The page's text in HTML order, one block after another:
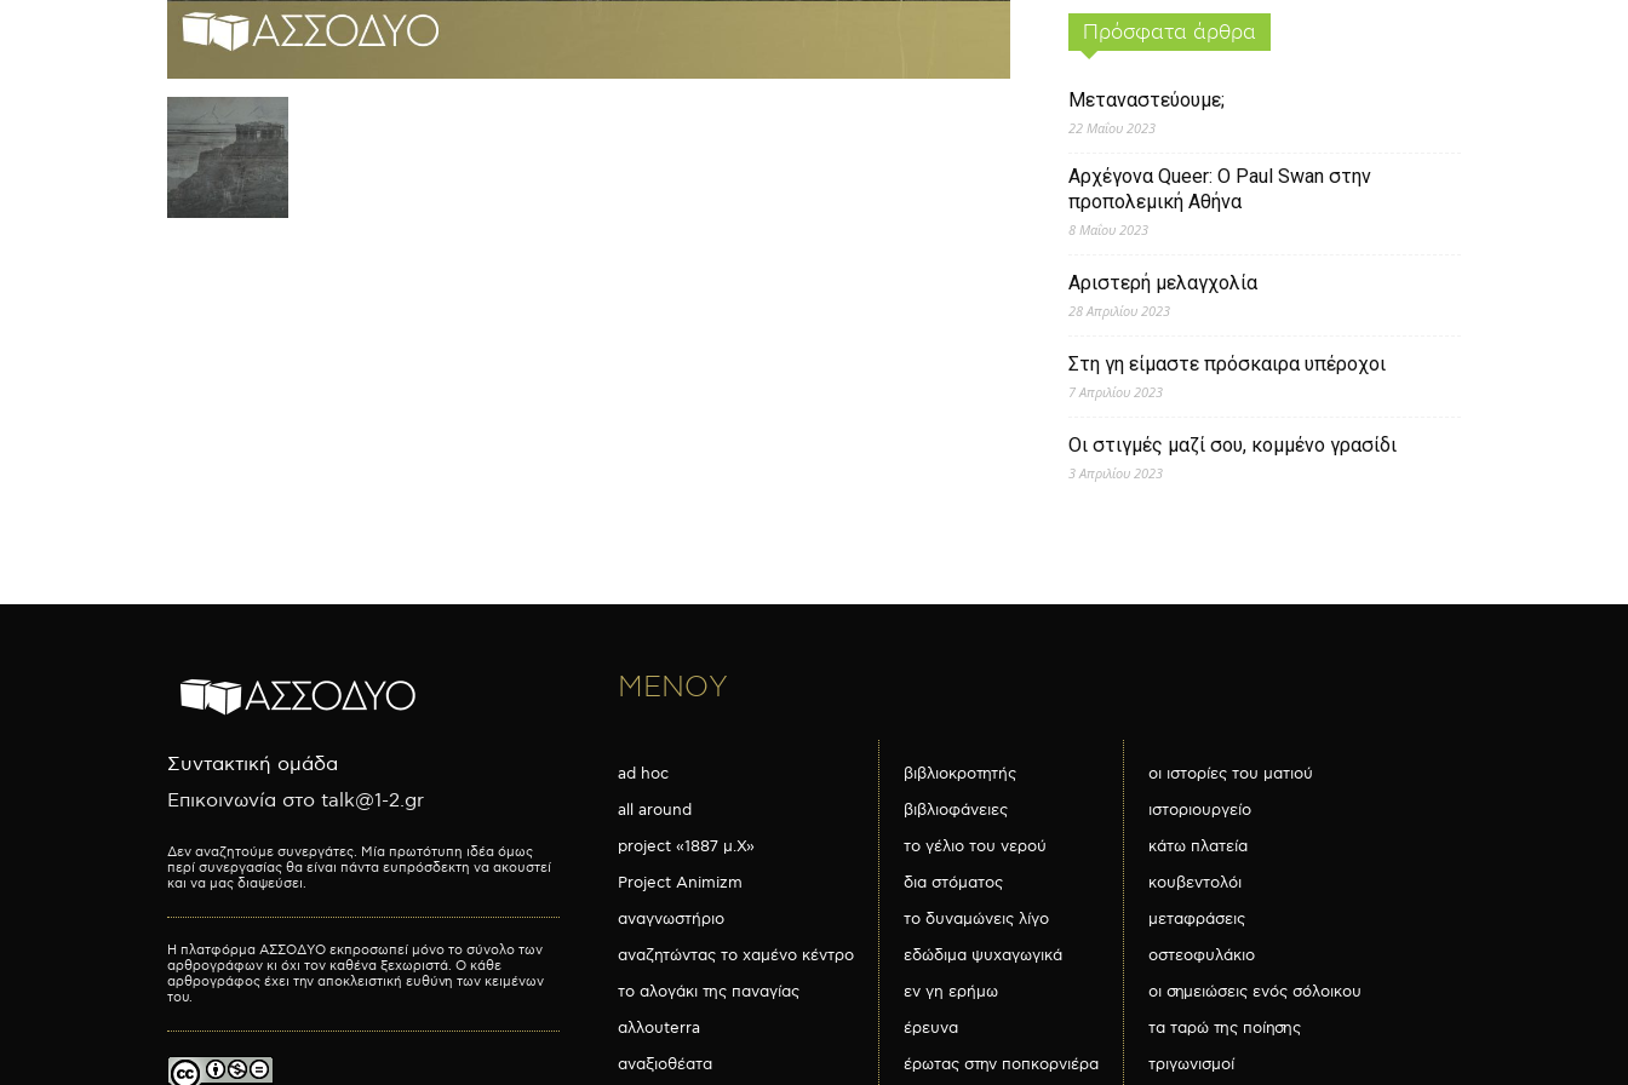
Πρόσφατα άρθρα
Μεταναστεύουμε;
22 Μαΐου 2023
Αρχέγονα Queer: O Paul Swan στην
προπολεμική Αθήνα
8 Μαΐου 2023
Αριστερή μελαγχολία
28 Απριλίου 2023
Στη γη είμαστε πρόσκαιρα υπέροχοι
7 Απριλίου 2023
Οι στιγμές μαζί σου, κομμένο γρασίδι
3 Απριλίου 2023
Συντακτική ομάδα
Επικοινωνία στο talk@1-2.gr
Δεν αναζητούμε συνεργάτες. Μία πρωτότυπη ιδέα όμως
περί συνεργασίας θα είναι πάντα ευπρόσδεκτη να ακουστεί
και να μας διαψεύσει.
Η πλατφόρμα ΑΣΣΟΔΥΟ εκπροσωπεί μόνο το σύνολο των
αρθρογράφων κι όχι τον καθένα ξεχωριστά. Ο κάθε
αρθρογράφος έχει την αποκλειστική ευθύνη των κειμένων
του.
ΜΕΝΟΥ
ad hoc
all around
project «1887 μ.Χ»
Project Animizm
αναγνωστήριο
αναζητώντας το χαμένο κέντρο
το αλογάκι της παναγίας
αλλουterra
αναξιοθέατα
βιβλιοκροτητής
βιβλιοφάνειες
το γέλιο του νερού
δια στόματος
το δυναμώνεις λίγο
εδώδιμα ψυχαγωγικά
εν γη ερήμω
έρευνα
έρωτας στην ποπκορνιέρα
οι ιστορίες του ματιού
ιστοριουργείο
κάτω πλατεία
κουβεντολόι
μεταφράσεις
οστεοφυλάκιο
οι σημειώσεις ενός σόλοικου
τα ταρώ της ποίησης
τριγωνισμοί